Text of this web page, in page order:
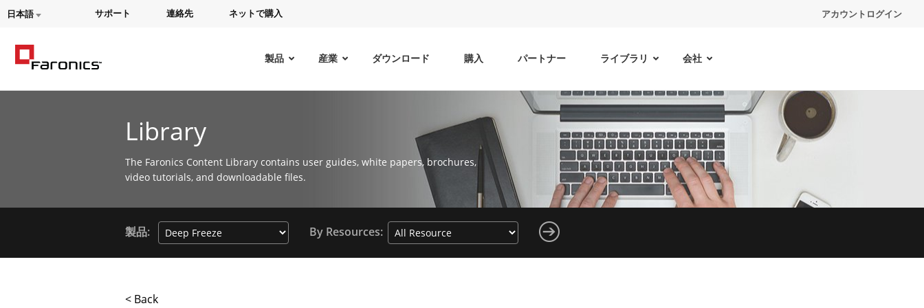
日本語 サポート 連絡先 ネットで購入 アカウントログイン
製品 産業 ダウンロード 購入 パートナー ライブラリ 会社
Library
The Faronics Content Library contains user guides, white papers, brochures,
video tutorials, and downloadable files.
製品: By Resources:
< Back